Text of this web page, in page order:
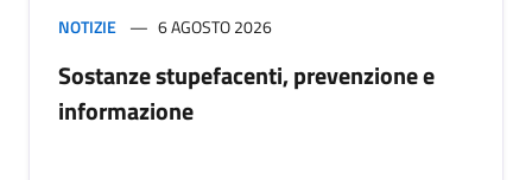
NOTIZIE 6 AGOSTO 2026
Sostanze stupefacenti, prevenzione e
informazione